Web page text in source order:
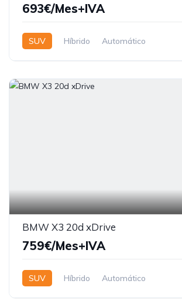
693€/Mes+IVA
SUV Híbrido Automático
BMW X3 20d xDrive
759€/Mes+IVA
SUV Híbrido Automático